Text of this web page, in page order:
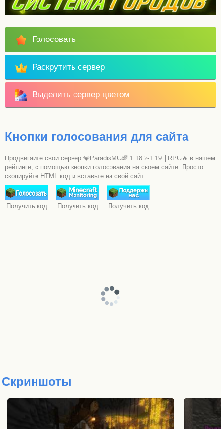
Голосовать
Раскрутить сервер
Выделить сервер цветом
Кнопки голосования для сайта
Продвигайте свой сервер 💎ParadisMC🌈 1.18.2-1.19 │RPG🔥 в нашем
рейтинге, с помощью кнопки голосования на своем сайте. Просто
скопируйте HTML код и вставьте на свой сайт.
Получить код Получить код Получить код
Скриншоты